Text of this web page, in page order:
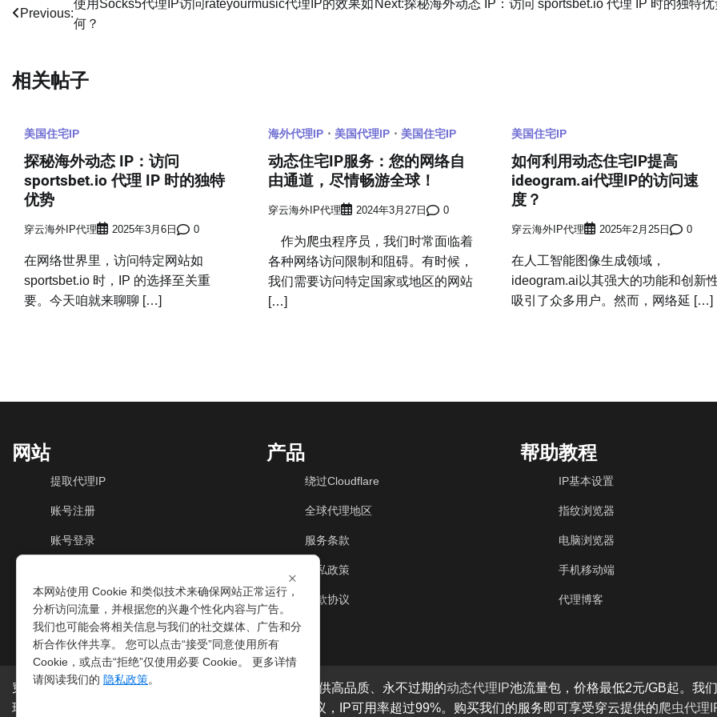
文
导
Previous:
使用Socks5代理IP访问rateyourmusic代理IP的效果如
何？
Next:探秘海外动态 IP：访问 sportsbet.io 代理 IP 时的独特优
相关帖子
美国住宅IP
探秘海外动态 IP：访问
sportsbet.io 代理 IP 时的独特
优势
穿云海外IP代理 2025年3月6日 0
在网络世界里，访问特定网站如
sportsbet.io 时，IP 的选择至关重
要。今天咱就来聊聊 […]
海外代理IP 美国代理IP 美国住宅IP
动态住宅IP服务：您的网络自
由通道，尽情畅游全球！
穿云海外IP代理 2024年3月27日 0
作为爬虫程序员，我们时常面临着
各种网络访问限制和阻碍。有时候，
我们需要访问特定国家或地区的网站
[…]
美国住宅IP
如何利用动态住宅IP提高
ideogram.ai代理IP的访问速
度？
穿云海外IP代理 2025年2月25日 0
在人工智能图像生成领域，
ideogram.ai以其强大的功能和创新
吸引了众多用户。然而，网络延 […]
网站
提取代理IP
账号注册
账号登录
动态机房IP
产品
绕过Cloudflare
全球代理地区
服务条款
隐私政策
退款协议
帮助教程
IP基本设置
指纹浏览器
电脑浏览器
手机移动端
代理博客
穿云代理是专业的海外动态IP 代理服务提供商，我们提供高品质、永不过期的动态代理IP池流量包，价格最低2元/GB起。我
球200多个国家。支持
协议，IP可用率超过99%。购买我们的服务即可享受穿云提供的爬虫代理
×
本网站使用 Cookie 和类似技术来确保网站正常运行，
分析访问流量，并根据您的兴趣个性化内容与广告。
我们也可能会将相关信息与我们的社交媒体、广告和分
析合作伙伴共享。 您可以点击“接受”同意使用所有
Cookie，或点击“拒绝”仅使用必要 Cookie。 更多详情
请阅读我们的 隐私政策。